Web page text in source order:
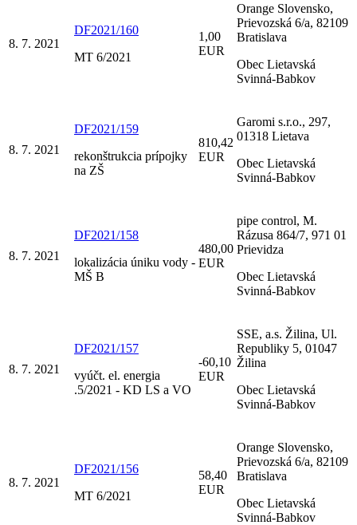
8. 7. 2021
DF2021/160
MT 6/2021
1,00
EUR
Orange Slovensko,
Prievozská 6/a, 82109
Bratislava
Obec Lietavská
Svinná-Babkov
8. 7. 2021
DF2021/159
rekonštrukcia prípojky
na ZŠ
810,42
EUR
Garomi s.r.o., 297,
01318 Lietava
Obec Lietavská
Svinná-Babkov
8. 7. 2021
DF2021/158
lokalizácia úniku vody -
MŠ B
480,00
EUR
pipe control, M.
Rázusa 864/7, 971 01
Prievidza
Obec Lietavská
Svinná-Babkov
8. 7. 2021
DF2021/157
vyúčt. el. energia
.5/2021 - KD LS a VO
-60,10
EUR
SSE, a.s. Žilina, Ul.
Republiky 5, 01047
Žilina
Obec Lietavská
Svinná-Babkov
8. 7. 2021
DF2021/156
MT 6/2021
58,40
EUR
Orange Slovensko,
Prievozská 6/a, 82109
Bratislava
Obec Lietavská
Svinná-Babkov